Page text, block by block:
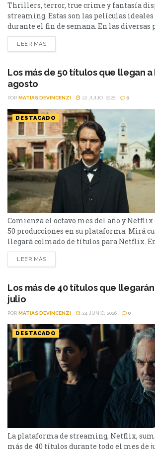
Thrillers, terror, true crime y fantasía
streaming. Estas son las películas
durante el fin de semana. En las diversas
streaming aparecen propuestas para todos
un thriller español cargado de tensión y
película de terror psicológico y el esperado
LEER MÁS
Los más de 50 títulos que llegan
agosto
POR MATIAS DEVINCENZI 22 JULIO, 2026 0
DESTACADO
Comienza el octavo mes del año y Netflix
50 producciones en su plataforma. Mirá
llegará colmado de títulos para Netflix.
destacan: Moria y la segunda parte de Cien
Soledad, además de Toda la verdad de
de...
LEER MÁS
Los más de 40 títulos que
julio
POR MATIAS DEVINCENZI 24 JUNIO, 2026 0
DESTACADO
La plataforma de streaming, Netflix,
más de 40 títulos durante todo el mes de